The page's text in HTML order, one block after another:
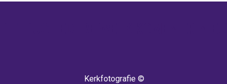
Kerkfotografie ©